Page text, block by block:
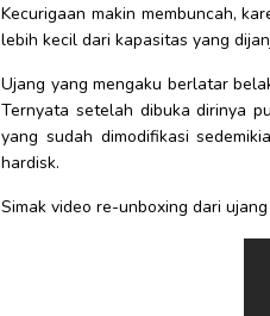
Kecurigaan makin membuncah,
lebih kecil dari kapasitas yang
Ujang yang mengaku berlatar
Ternyata setelah dibuka dirinya
yang sudah dimodifikasi
hardisk.
Simak video re-unboxing dari